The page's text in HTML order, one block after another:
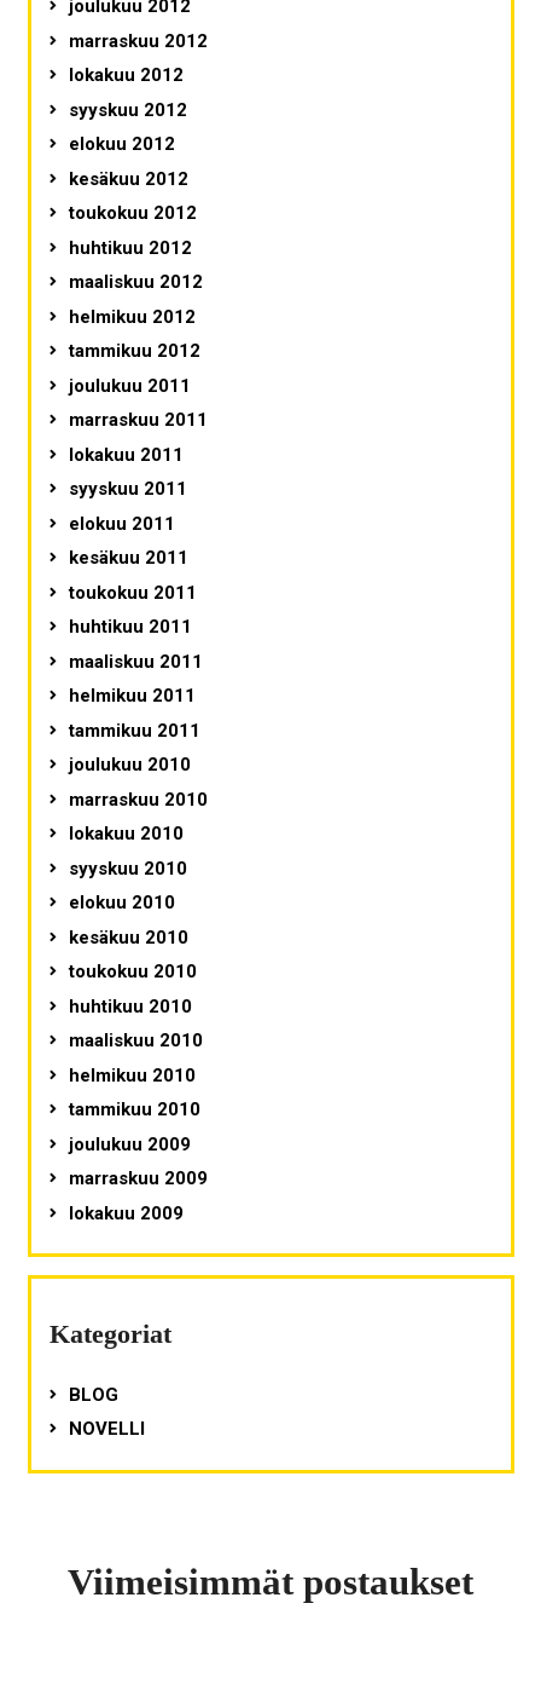
joulukuu 2012
marraskuu 2012
lokakuu 2012
syyskuu 2012
elokuu 2012
kesäkuu 2012
toukokuu 2012
huhtikuu 2012
maaliskuu 2012
helmikuu 2012
tammikuu 2012
joulukuu 2011
marraskuu 2011
lokakuu 2011
syyskuu 2011
elokuu 2011
kesäkuu 2011
toukokuu 2011
huhtikuu 2011
maaliskuu 2011
helmikuu 2011
tammikuu 2011
joulukuu 2010
marraskuu 2010
lokakuu 2010
syyskuu 2010
elokuu 2010
kesäkuu 2010
toukokuu 2010
huhtikuu 2010
maaliskuu 2010
helmikuu 2010
tammikuu 2010
joulukuu 2009
marraskuu 2009
lokakuu 2009
Kategoriat
BLOG
NOVELLI
Viimeisimmät postaukset